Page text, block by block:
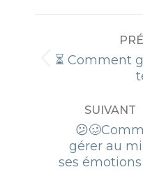
ARTICLE
⏳ Comment
SUIVANT
gérer au
ses émotions